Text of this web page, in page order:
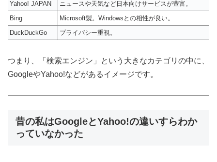
Yahoo! JAPAN
ニュースや天気など日本向けサービスが豊富。
Bing
Microsoft製。Windowsとの相性が良い。
DuckDuckGo
プライバシー重視。
つまり、「検索エンジン」という大きなカテゴリの中に、
GoogleやYahoo!などがあるイメージです。
昔の私はGoogleとYahoo!の違いすらわか
っていなかった